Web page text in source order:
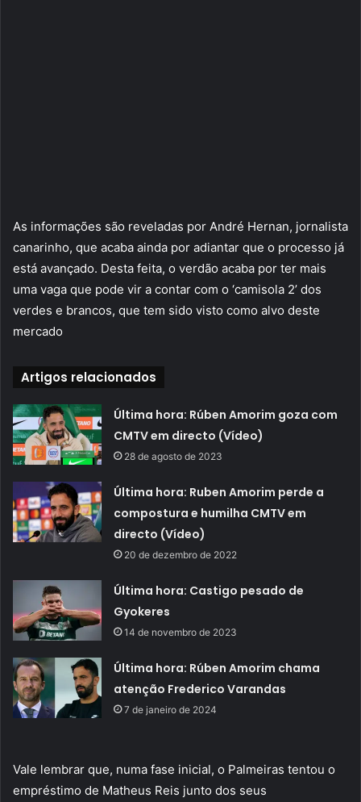
As informações são reveladas por André Hernan, jornalista
canarinho, que acaba ainda por adiantar que o processo já
está avançado. Desta feita, o verdão acaba por ter mais
uma vaga que pode vir a contar com o ‘camisola 2’ dos
verdes e brancos, que tem sido visto como alvo deste
mercado
Artigos relacionados
Última hora: Rúben Amorim goza com
CMTV em directo (Vídeo)
28 de agosto de 2023
Última hora: Ruben Amorim perde a
compostura e humilha CMTV em
directo (Vídeo)
20 de dezembro de 2022
Última hora: Castigo pesado de
Gyokeres
14 de novembro de 2023
Última hora: Rúben Amorim chama
atenção Frederico Varandas
7 de janeiro de 2024
Vale lembrar que, numa fase inicial, o Palmeiras tentou o
empréstimo de Matheus Reis junto dos seus